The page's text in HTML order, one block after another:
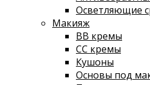
Осветляющие
Макияж
ВВ кремы
СС кремы
Кушоны
Основы под